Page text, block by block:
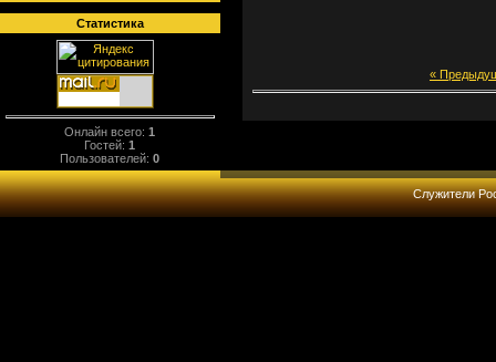
Статистика
Онлайн всего:1
Гостей:1
Пользователей:0
«
Служители